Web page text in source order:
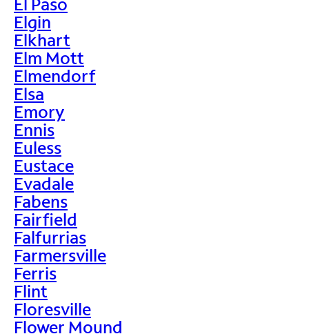
Elgin
Elkhart
Elm Mott
Elmendorf
Elsa
Emory
Ennis
Euless
Eustace
Evadale
Fabens
Fairfield
Falfurrias
Farmersville
Ferris
Flint
Floresville
Flower Mound